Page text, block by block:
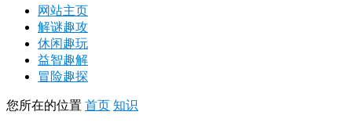
网站主页
解谜趣攻
休闲趣玩
益智趣解
冒险趣探
您所在的位置 首页 知识